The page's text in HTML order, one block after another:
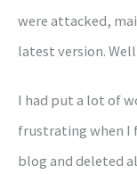
were attacked,
latest version.
I had put a lot of
frustrating when I
blog and deleted